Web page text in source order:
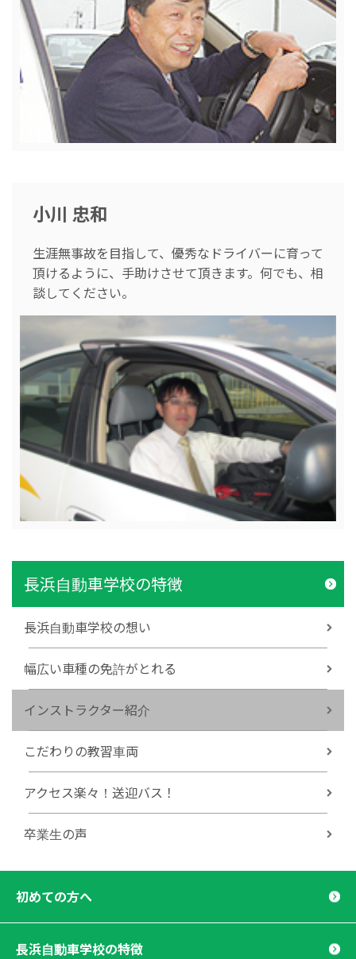
小川 忠和
生涯無事故を目指して、優秀なドライバーに育って
頂けるように、手助けさせて頂きます。何でも、相
談してください。
長浜自動車学校の特徴
長浜自動車学校の想い
幅広い車種の免許がとれる
インストラクター紹介
こだわりの教習車両
アクセス楽々！送迎バス！
卒業生の声
初めての方へ
長浜自動車学校の特徴